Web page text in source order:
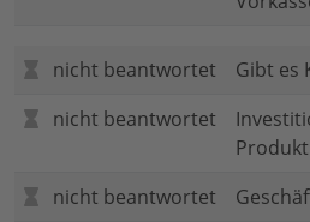
nicht beantwortet
Gibt es
nicht beantwortet
nicht beantwortet